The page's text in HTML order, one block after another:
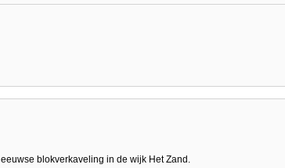
blokverkaveling in de wijk Het Zand.